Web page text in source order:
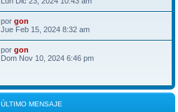
por gon
Jue Feb 15, 2024 8:32 am
por gon
Dom Nov 10, 2024 6:46 pm
ÚLTIMO MENSAJE